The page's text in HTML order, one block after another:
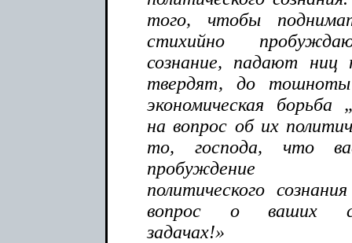
того, чтобы
стихийно
сознание, падают ниц
твердят, до
экономическая борьба
на вопрос об их
то, господа, что
пробуждение
политического
вопрос о ваших
задачах!»